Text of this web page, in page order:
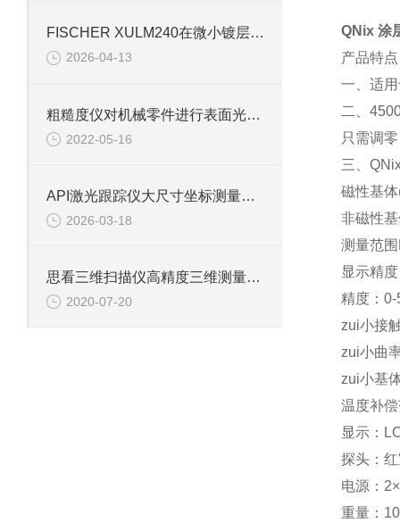
FISCHER XULM240在微小镀层检测中的应用思路
2026-04-13
粗糙度仪对机械零件进行表面光洁测量时可选择哪些传感器
2022-05-16
API激光跟踪仪大尺寸坐标测量信息
2026-03-18
思看三维扫描仪高精度三维测量提升模具检测效率
2020-07-20
QNix 涂
产品特
一、适
二、
只需调
三、
磁性基
非磁性
测量范
显示精
精度：
zui小
zui小曲
zui小基
温度补
显示：
探头：
电源：
重量：